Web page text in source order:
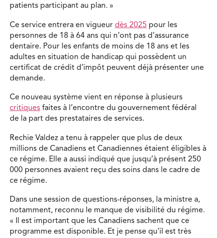
patients participant au plan. »
Ce service entrera en vigueur dès 2025 pour les
personnes de 18 à 64 ans qui n’ont pas d’assurance
dentaire. Pour les enfants de moins de 18 ans et les
adultes en situation de handicap qui possèdent un
certificat de crédit d’impôt peuvent déjà présenter une
demande.
Ce nouveau système vient en réponse à plusieurs
critiques faites à l’encontre du gouvernement fédéral
de la part des prestataires de services.
Rechie Valdez a tenu à rappeler que plus de deux
millions de Canadiens et Canadiennes étaient éligibles à
ce régime. Elle a aussi indiqué que jusqu’à présent 250
000 personnes avaient reçu des soins dans le cadre de
ce régime.
Dans une session de questions-réponses, la ministre a,
notamment, reconnu le manque de visibilité du régime.
« Il est important que les Canadiens sachent que ce
programme est disponible. Et je pense qu’il est très